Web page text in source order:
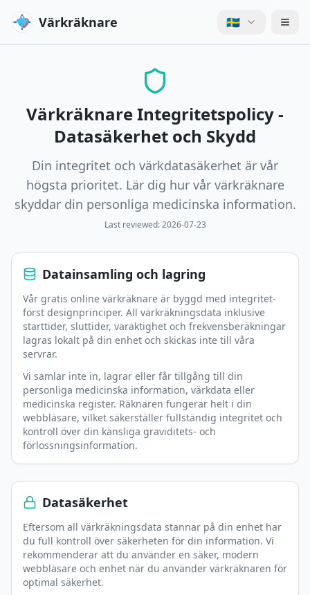
Värkräknare 🇸🇪
Värkräknare Integritetspolicy -
Datasäkerhet och Skydd
Din integritet och värkdatasäkerhet är vår
högsta prioritet. Lär dig hur vår värkräknare
skyddar din personliga medicinska information.
Last reviewed: 2026-07-23
Datainsamling och lagring
Vår gratis online värkräknare är byggd med integritet-
först designprinciper. All värkräkningsdata inklusive
starttider, sluttider, varaktighet och frekvensberäkningar
lagras lokalt på din enhet och skickas inte till våra
servrar.
Vi samlar inte in, lagrar eller får tillgång till din
personliga medicinska information, värkdata eller
medicinska register. Räknaren fungerar helt i din
webbläsare, vilket säkerställer fullständig integritet och
kontroll över din känsliga graviditets- och
förlossningsinformation.
Datasäkerhet
Eftersom all värkräkningsdata stannar på din enhet har
du full kontroll över säkerheten för din information. Vi
rekommenderar att du använder en säker, modern
webbläsare och enhet när du använder värkräknaren för
optimal säkerhet.